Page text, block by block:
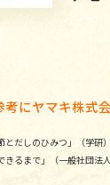
考にヤマキ株式
とだしのひみつ」（学研
きるまで」（一般社団